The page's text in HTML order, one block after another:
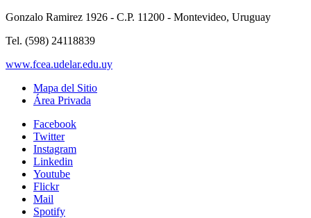
Gonzalo Ramirez 1926 - C.P. 11200 - Montevideo, Uruguay
Tel. (598) 24118839
www.fcea.udelar.edu.uy
Mapa del Sitio
Área Privada
Facebook
Twitter
Instagram
Linkedin
Youtube
Flickr
Mail
Spotify